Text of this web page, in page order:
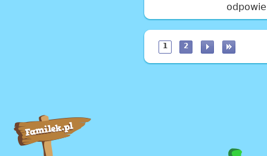
1 2